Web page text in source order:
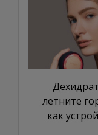
летните
как